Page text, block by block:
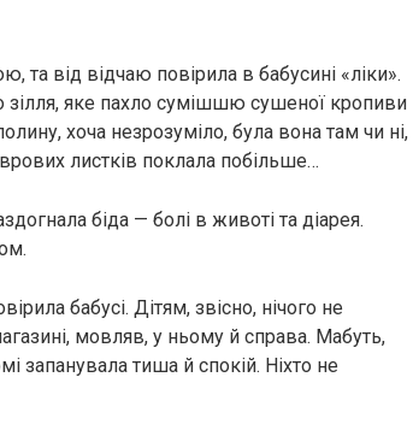
та від відчаю повірила в бабусині «ліки».
яке пахло сумішшю сушеної кропиви
хоча незрозуміло, була вона там чи ні,
листків поклала побільше…
біда — болі в животі та діарея.
бабусі. Дітям, звісно, нічого не
мовляв, у ньому й справа. Мабуть,
запанувала тиша й спокій. Ніхто не